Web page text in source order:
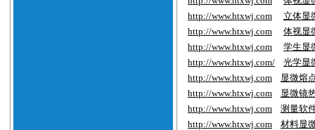
http://www.htxwj.com
立体显
http://www.htxwj.com
体视显
http://www.htxwj.com
学生显
http://www.htxwj.com/
光学显
http://www.htxwj.com
显微熔
http://www.htxwj.com
显微镜
http://www.htxwj.com
测量软
http://www.htxwj.com
材料显